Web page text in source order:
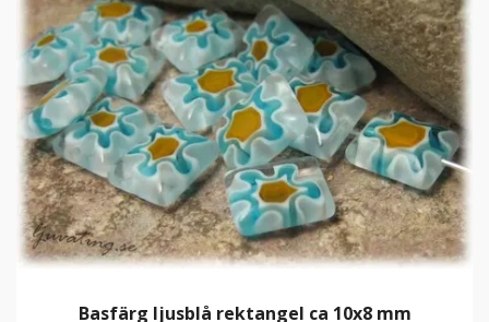
Basfärg ljusblå rektangel ca 10x8 mm